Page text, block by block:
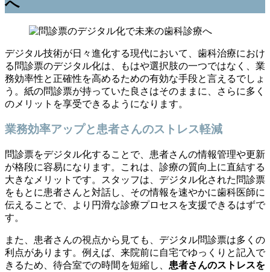
へ
デジタル技術が日々進化する現代において、歯科治療におけ
る問診票のデジタル化は、もはや選択肢の一つではなく、業
務効率性と正確性を高めるための有効な手段と言えるでしょ
う。紙の問診票が持っていた良さはそのままに、さらに多く
のメリットを享受できるようになります。
業務効率アップと患者さんのストレス軽減
問診票をデジタル化することで、患者さんの情報管理や更新
が格段に容易になります。これは、診療の質向上に直結する
大きなメリットです。スタッフは、デジタル化された問診票
をもとに患者さんと対話し、その情報を速やかに歯科医師に
伝えることで、より円滑な診療プロセスを支援できるはずで
す。
また、患者さんの視点から見ても、デジタル問診票は多くの
利点があります。例えば、来院前に自宅でゆっくりと記入で
きるため、待合室での時間を短縮し、 患者さんのストレスを